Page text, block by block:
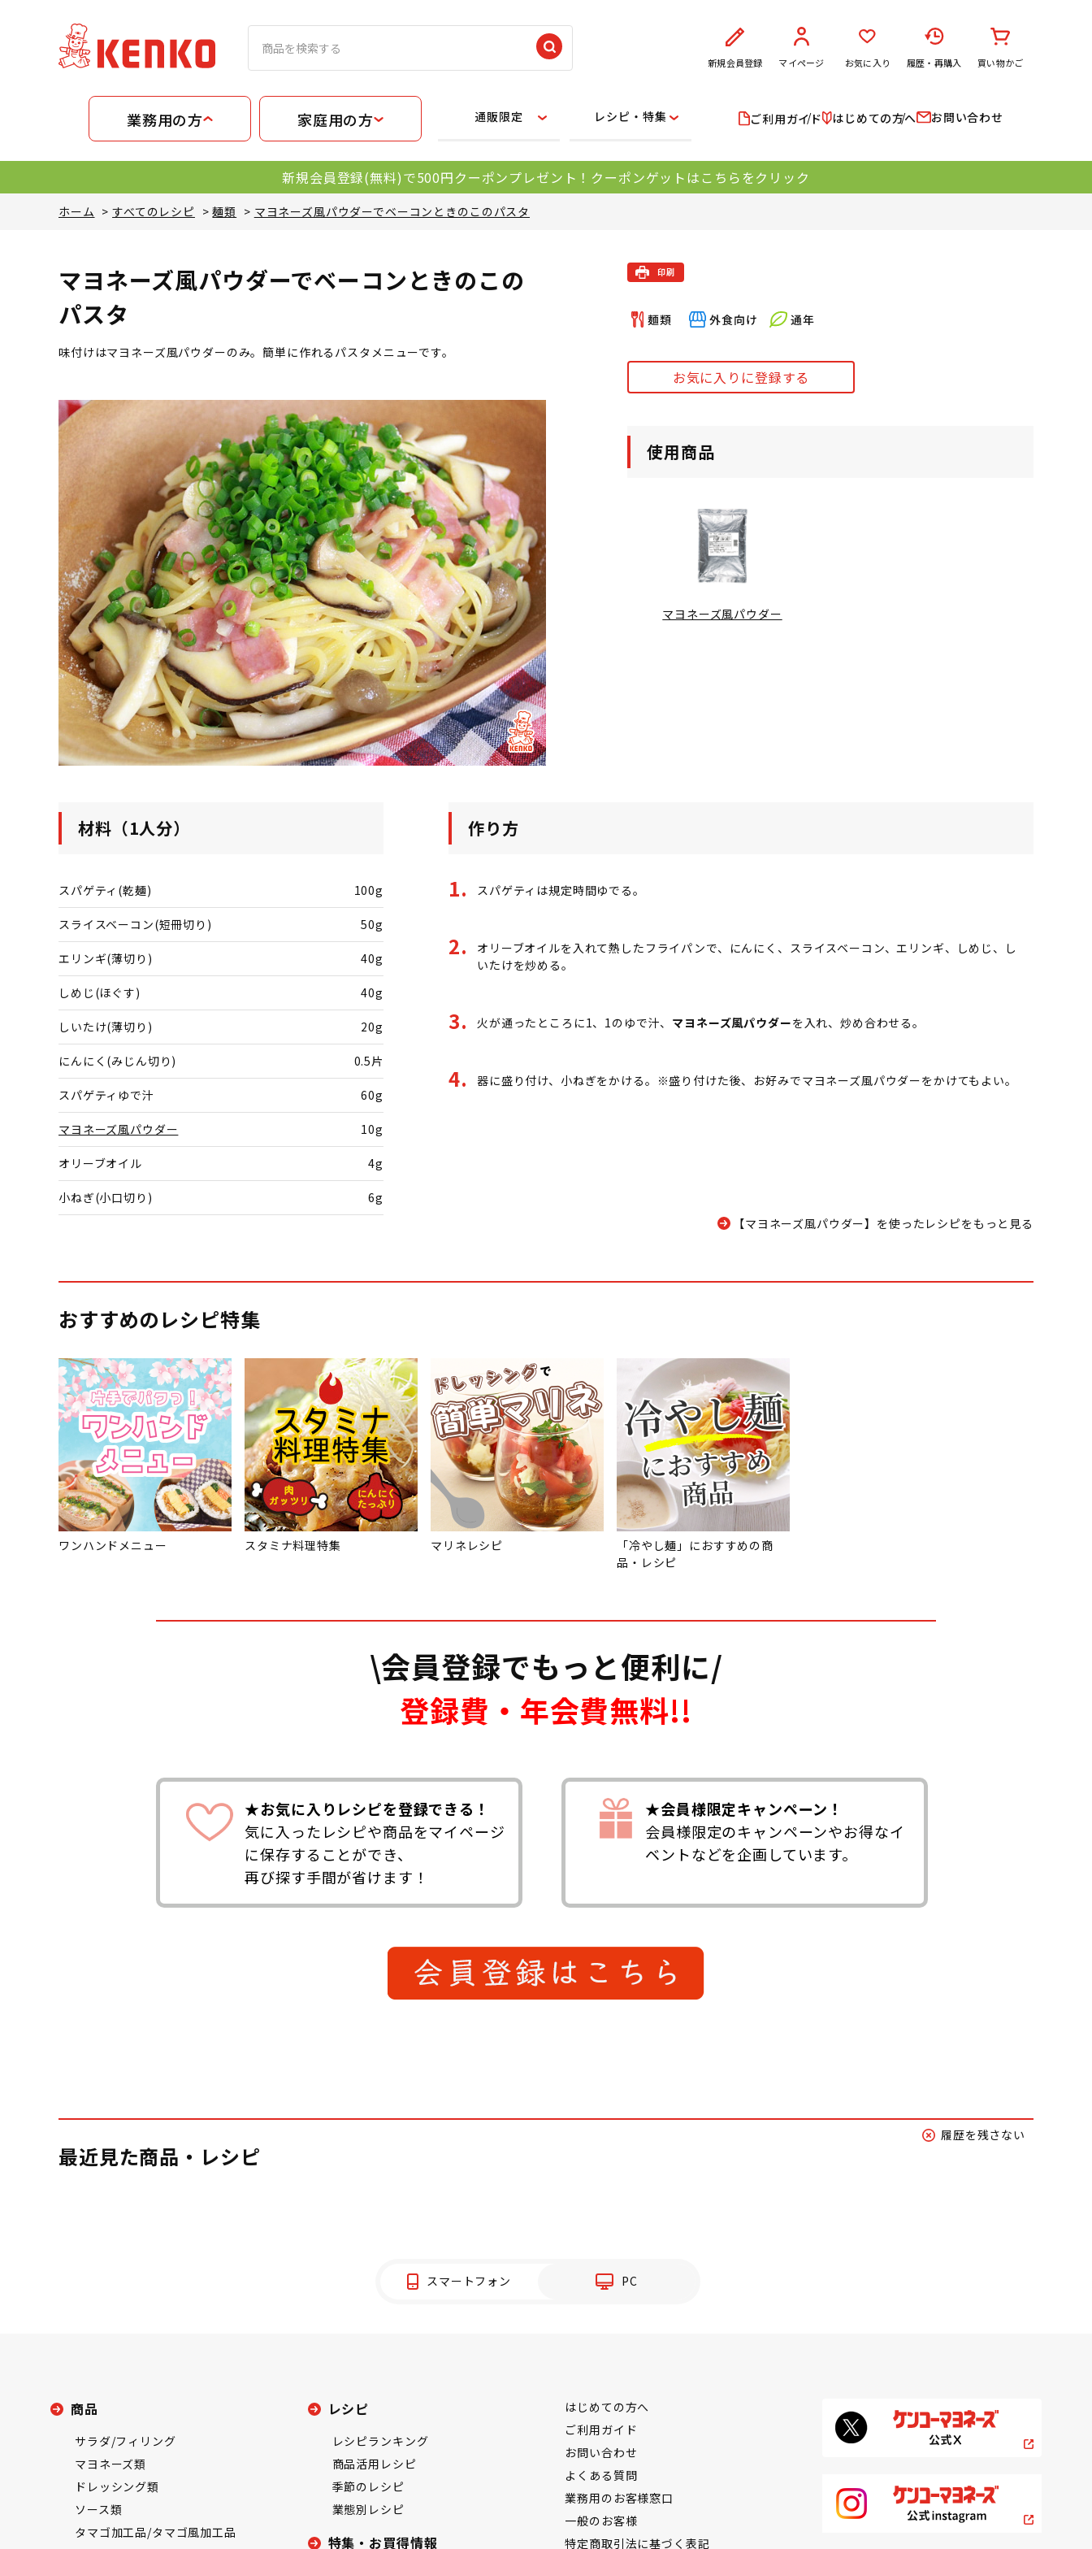
新規会員登録 マイページ お気に入り 履歴・再購入 買い物かご
業務用の方 家庭用の方 通販限定 レシピ・特集 ご利用ガイド はじめての方へ お問い合わせ
新規会員登録(無料)で500円クーポンプレゼント！クーポンゲットはこちらをクリック
ホーム >すべてのレシピ >麺類 > マヨネーズ風パウダーでベーコンときのこのパスタ
マヨネーズ風パウダーでベーコンときのこの
パスタ
味付けはマヨネーズ風パウダーのみ。簡単に作れるパスタメニューです。
お気に入りに登録する
使用商品
マヨネーズ風パウダー
材料（1人分）
スパゲティ(乾麺) 100g
スライスベーコン(短冊切り) 50g
エリンギ(薄切り) 40g
しめじ(ほぐす) 40g
しいたけ(薄切り) 20g
にんにく(みじん切り) 0.5片
スパゲティゆで汁 60g
マヨネーズ風パウダー 10g
オリーブオイル 4g
小ねぎ(小口切り) 6g
作り方
スパゲティは規定時間ゆでる。
オリーブオイルを入れて熱したフライパンで、にんにく、スライスベーコン、エリンギ、しめじ、し
いたけを炒める。
火が通ったところに1、1のゆで汁、 マヨネーズ風パウダーを入れ、炒め合わせる。
器に盛り付け、小ねぎをかける。※盛り付けた後、お好みでマヨネーズ風パウダーをかけてもよい。
【マヨネーズ風パウダー】を使ったレシピをもっと見る
おすすめのレシピ特集
ワンハンドメニュー スタミナ料理特集 マリネレシピ
「冷やし麺」におすすめの商
品・レシピ
\会員登録でもっと便利に/
登録費・年会費無料!!
★お気に入りレシピを登録できる！
気に入ったレシピや商品をマイページ
に保存することができ、
再び探す手間が省けます！
★会員様限定キャンペーン！
会員様限定のキャンペーンやお得なイ
ベントなどを企画しています。
最近見た商品・レシピ
履歴を残さない
スマートフォン PC
商品
サラダ/フィリング
マヨネーズ類
ドレッシング類
ソース類
タマゴ加工品/タマゴ風加工品
レシピ
レシピランキング
商品活用レシピ
季節のレシピ
業態別レシピ
特集・お買得情報
はじめての方へ
ご利用ガイド
お問い合わせ
よくある質問
業務用のお客様窓口
一般のお客様
特定商取引法に基づく表記